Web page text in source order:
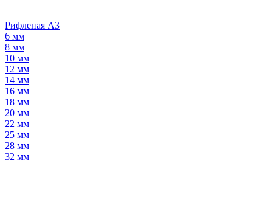
Рифленая А3
6 мм
8 мм
10 мм
12 мм
14 мм
16 мм
18 мм
20 мм
22 мм
25 мм
28 мм
32 мм